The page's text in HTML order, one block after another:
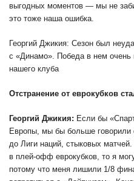
выгодных моментов — мы не
это тоже наша ошибка.
Георгий Джикия: Сезон был
с «Динамо». Победа в нем очень
нашего клуба
Отстранение от еврокубков
Георгий Джикия: Если бы
Европы, мы бы больше говорили
до Лиги наций, стыковых
в плей-офф еврокубков, то я
потому что меня лишили 1/8